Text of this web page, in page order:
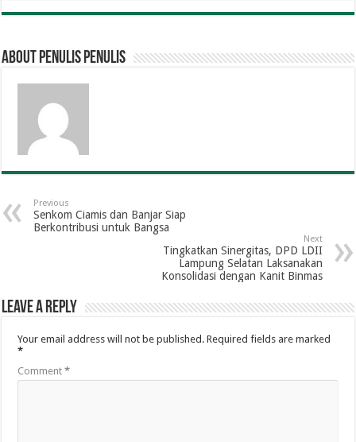
About penulis penulis
Previous
Senkom Ciamis dan Banjar Siap
Berkontribusi untuk Bangsa
Next
Tingkatkan Sinergitas, DPD LDII
Lampung Selatan Laksanakan
Konsolidasi dengan Kanit Binmas
Leave a Reply
Your email address will not be published. Required fields are marked
*
Comment*